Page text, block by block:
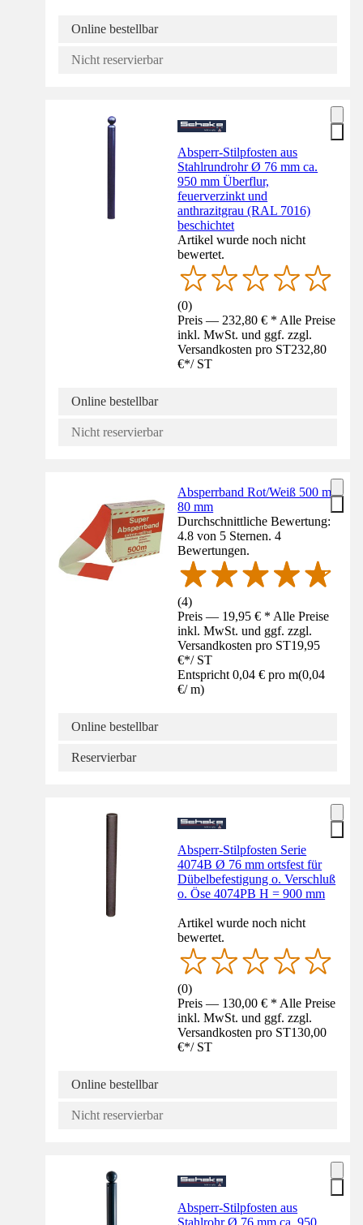
Online bestellbar
Nicht reservierbar
Absperr-Stilpfosten aus
Stahlrundrohr Ø 76 mm ca.
950 mm Überflur,
feuerverzinkt und
anthrazitgrau (RAL 7016)
beschichtet
Artikel wurde noch nicht
bewertet.
(0)
Preis — 232,80 € * Alle Preise
inkl. MwSt. und ggf. zzgl.
Versandkosten pro ST232,80
€*/ ST
Online bestellbar
Nicht reservierbar
Absperrband Rot/Weiß 500 m,
80 mm
Durchschnittliche Bewertung:
4.8 von 5 Sternen. 4
Bewertungen.
(4)
Preis — 19,95 € * Alle Preise
inkl. MwSt. und ggf. zzgl.
Versandkosten pro ST19,95
€*/ ST
Entspricht 0,04 € pro m(0,04
€/ m)
Online bestellbar
Reservierbar
Absperr-Stilpfosten Serie
4074B Ø 76 mm ortsfest für
Dübelbefestigung o. Verschluß
o. Öse 4074PB H = 900 mm
Artikel wurde noch nicht
bewertet.
(0)
Preis — 130,00 € * Alle Preise
inkl. MwSt. und ggf. zzgl.
Versandkosten pro ST130,00
€*/ ST
Online bestellbar
Nicht reservierbar
Absperr-Stilpfosten aus
Stahlrohr Ø 76 mm ca. 950